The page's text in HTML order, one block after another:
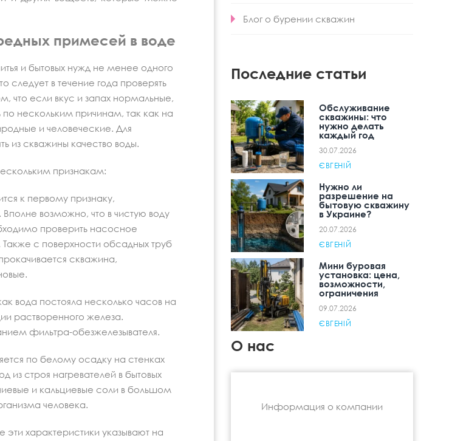
примесей в воде
и бытовых нужд не менее одного
следует в течение года проверять
что если вкус и запах нормальные,
нескольким причинам, так как на
и человеческие. Для
из скважины качество воды.
признакам:
к первому признаку,
возможно, что в чистую воду
проверить насосное
с поверхности обсадных труб
скважина,
вода постояла несколько часов на
растворенного железа.
фильтра-обезжелезывателя.
по белому осадку на стенках
из строя нагревателей в бытовых
и кальциевые соли в большом
человека.
эти характеристики указывают на
Блог о бурении скважин
Последние статьи
Обслуживание
скважины: что
нужно делать
каждый год
30.07.2026
ЄВГЕНІЙ
Нужно ли
разрешение на
бытовую скважину
в Украине?
20.07.2026
ЄВГЕНІЙ
Мини буровая
установка: цена,
возможности,
ограничения
09.07.2026
ЄВГЕНІЙ
О нас
Информация о компании